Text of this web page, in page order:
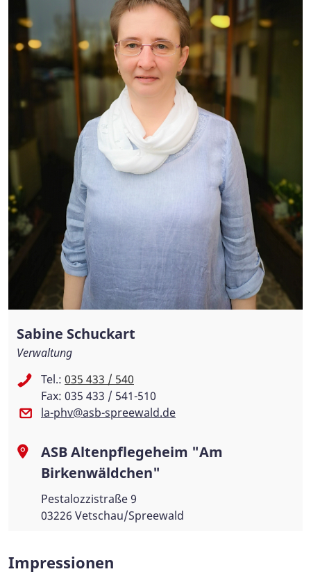
Sabine Schuckart
Verwaltung
Tel.: 035 433 / 540
Fax: 035 433 / 541-510
la-phv@asb-spreewald.de
ASB Altenpflegeheim "Am
Birkenwäldchen"
Pestalozzistraße 9
03226 Vetschau/Spreewald
Impressionen